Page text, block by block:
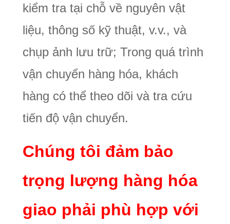
kiểm tra tại chỗ về nguyên vật
liệu, thông số kỹ thuật, v.v., và
chụp ảnh lưu trữ; Trong quá trình
vận chuyển hàng hóa, khách
hàng có thể theo dõi và tra cứu
tiến độ vận chuyển.
Chúng tôi đảm bảo
trọng lượng hàng hóa
giao phải phù hợp với